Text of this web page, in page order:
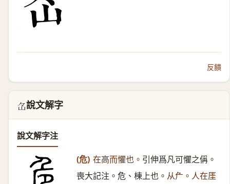
反饋
𡵁說文解字
說文解字注
(危) 在高而懼也。 引伸爲凡可懼之偁。
喪大記注。危、棟上也。 从厃。人在厓